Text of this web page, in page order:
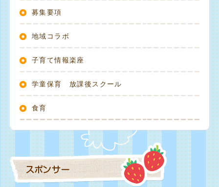
募集要項
地域コラボ
子育て情報楽座
学童保育 放課後スクール
食育